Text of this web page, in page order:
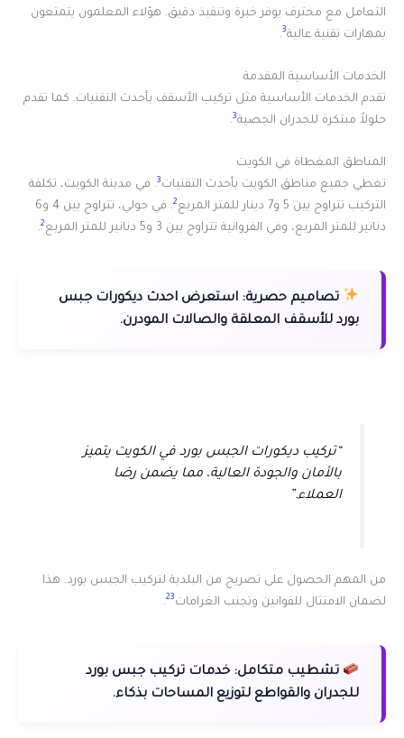
التعامل مع محترف يوفر خبرة وتنفيذ دقيق. هؤلاء المعلمون يتمتعون
بمهارات تقنية عالية3
.
الخدمات الأساسية المقدمة
تقدم الخدمات الأساسية مثل تركيب الأسقف بأحدث التقنيات. كما تقدم
حلولاً مبتكرة للجدران الجصية3
.
المناطق المغطاة في الكويت
تغطي جميع مناطق الكويت بأحدث التقنيات3. في مدينة الكويت، تكلفة
التركيب تتراوح بين 5 و7 دينار للمتر المربع
2
. في حولي، تتراوح بين 4 و6
دنانير للمتر المربع، وفي الفروانية تتراوح بين 3 و5 دنانير للمتر المربع
2
.
تصاميم حصرية: استعرض احدث ديكورات جبس
بورد للأسقف المعلقة والصالات المودرن.
“تركيب ديكورات الجبس بورد في الكويت يتميز
بالأمان والجودة العالية، مما يضمن رضا
العملاء.”
من المهم الحصول على تصريح من البلدية لتركيب الجبس بورد. هذا
لضمان الامتثال للقوانين وتجنب الغرامات
23
.
تشطيب متكامل: خدمات تركيب جبس بورد
للجدران والقواطع لتوزيع المساحات بذكاء.